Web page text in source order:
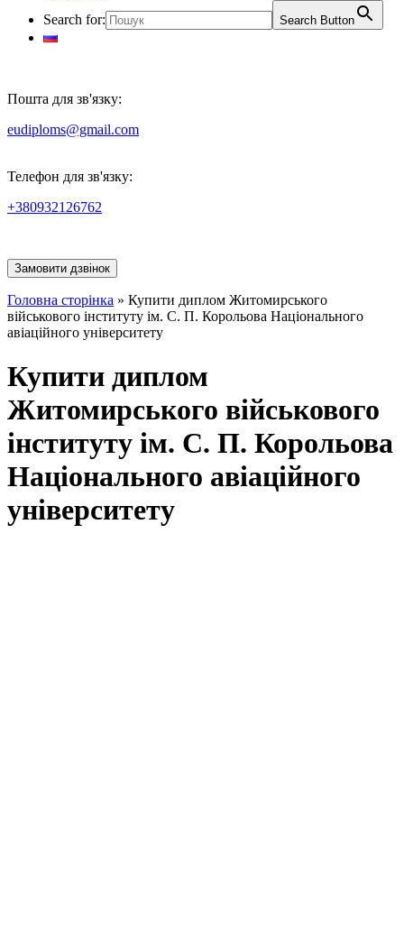
Search for:
Search Button
Пошта для зв'язку:
eudiploms@gmail.com
Телефон для зв'язку:
+380932126762
Замовити дзвінок
Головна сторінка » Купити диплом Житомирського
військового інституту ім. С. П. Корольова Національного
авіаційного університету
Купити диплом
Житомирського військового
інституту ім. С. П. Корольова
Національного авіаційного
університету